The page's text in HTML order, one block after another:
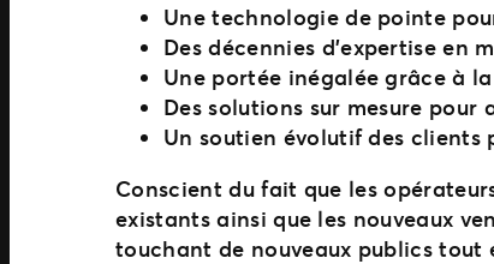
Une technologie de pointe
Des décennies d’expertise en
Une portée inégalée grâce à
Des solutions sur mesure
Un soutien évolutif des
Conscient du fait que les
existants ainsi que les nouveaux
touchant de nouveaux publics tout